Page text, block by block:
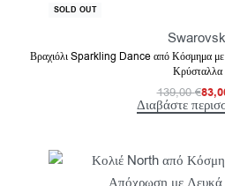
-40% OFF
SOLD OUT
Βραχιόλι Sparkling Dance από Κόσμημα
Κρύσταλλα
139,00€
Διαβάστε